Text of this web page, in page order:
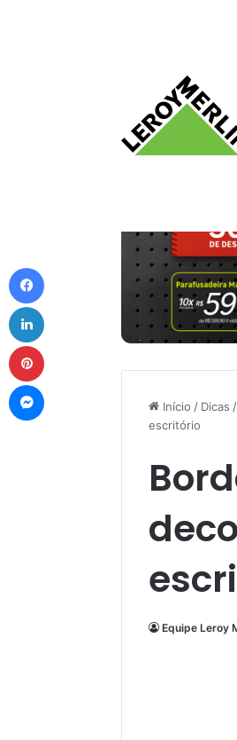
Início / Dicas /
escritório
Equipe Leroy